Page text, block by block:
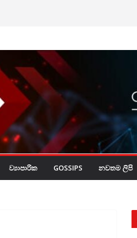
ව්‍යාපාරික GOSSIPS නවතම ලිපි